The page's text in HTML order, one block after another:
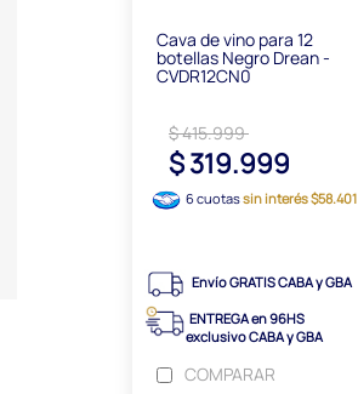
Cava de vino para 12
botellas Negro Drean -
CVDR12CN0
$ 415.999
$ 319.999
6 cuotassin interés $58.401
Envío GRATIS CABA y GBA
ENTREGA en 96HS
exclusivo CABA y GBA
COMPARAR